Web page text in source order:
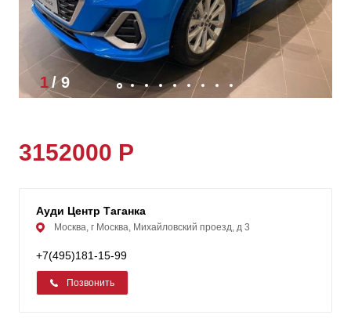
1/9
3152000 Р
Ауди Центр Таганка
Москва, г Москва, Михайловский проезд, д 3
+7(495)181-15-99
Позвонить